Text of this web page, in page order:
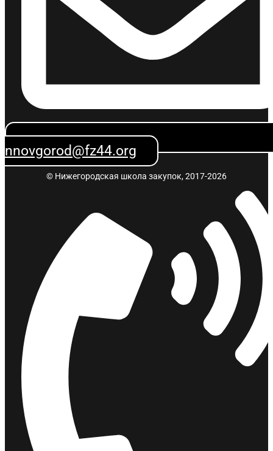
nnovgorod@fz44.org
© Нижегородская школа закупок, 2017-2026